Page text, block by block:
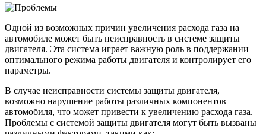
Одной из возможных причин увеличения расхода газа на
автомобиле может быть неисправность в системе защиты
двигателя. Эта система играет важную роль в поддержании
оптимального режима работы двигателя и контролирует его
параметры.
В случае неисправности системы защиты двигателя,
возможно нарушение работы различных компонентов
автомобиля, что может привести к увеличению расхода газа.
Проблемы с системой защиты двигателя могут быть вызваны